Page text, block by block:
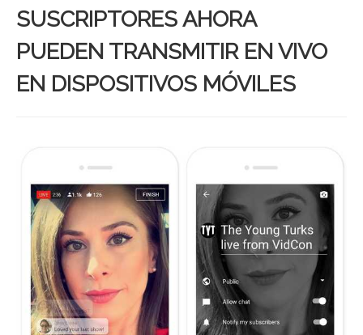
SUSCRIPTORES AHORA
PUEDEN TRANSMITIR EN VIVO
EN DISPOSITIVOS MÓVILES